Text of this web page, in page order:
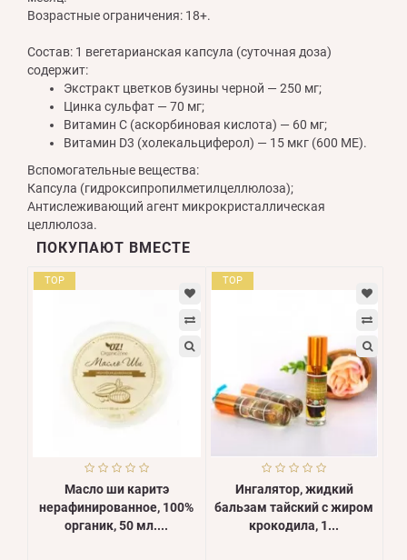
Возрастные ограничения: 18+.
Состав: 1 вегетарианская капсула (суточная доза)
содержит:
Экстракт цветков бузины черной — 250 мг;
Цинка сульфат — 70 мг;
Витамин С (аскорбиновая кислота) — 60 мг;
Витамин D3 (холекальциферол) — 15 мкг (600 МЕ).
Вспомогательные вещества:
Капсула (гидроксипропилметилцеллюлоза);
Антислеживающий агент микрокристаллическая
целлюлоза.
ПОКУПАЮТ ВМЕСТЕ
TOP
Масло ши каритэ
нерафинированное, 100%
органик, 50 мл....
TOP
Ингалятор, жидкий
бальзам тайский с жиром
крокодила, 1...